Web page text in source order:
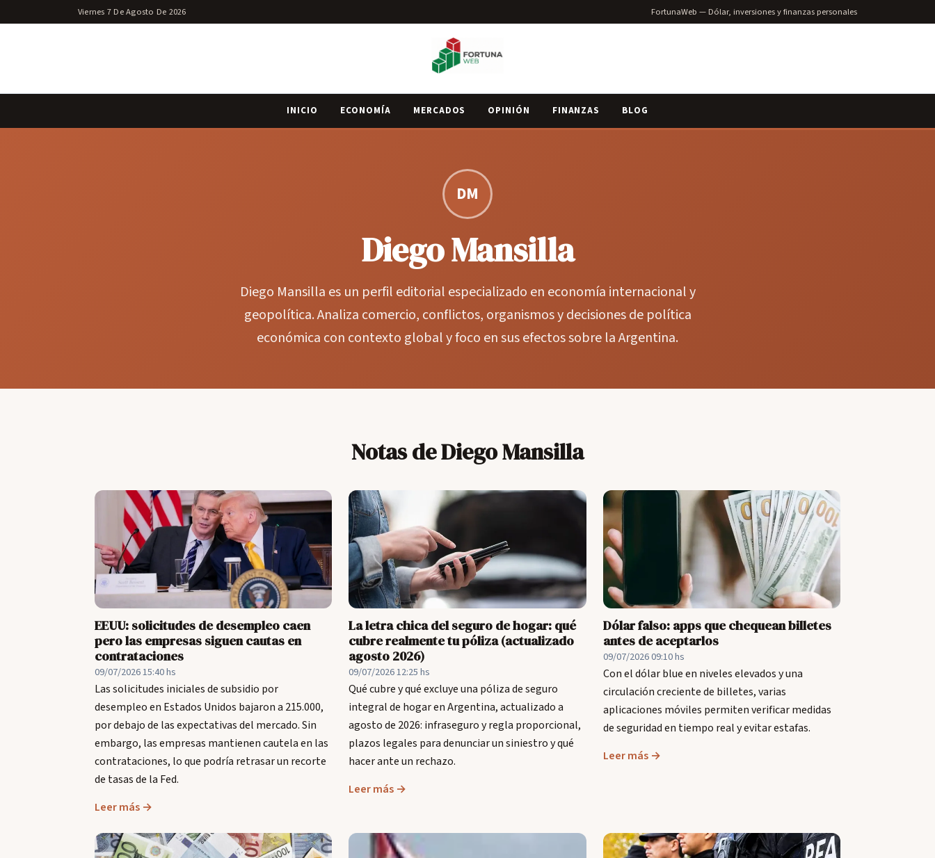
Viernes 7 De Agosto De 2026 FortunaWeb — Dólar, inversiones y finanzas personales
INICIO ECONOMÍA MERCADOS OPINIÓN FINANZAS BLOG
DM
Diego Mansilla
Diego Mansilla es un perfil editorial especializado en economía internacional y
geopolítica. Analiza comercio, conflictos, organismos y decisiones de política
económica con contexto global y foco en sus efectos sobre la Argentina.
Notas de Diego Mansilla
EEUU: solicitudes de desempleo caen
pero las empresas siguen cautas en
contrataciones
09/07/2026 15:40 hs
Las solicitudes iniciales de subsidio por
desempleo en Estados Unidos bajaron a 215.000,
por debajo de las expectativas del mercado. Sin
embargo, las empresas mantienen cautela en las
contrataciones, lo que podría retrasar un recorte
de tasas de la Fed.
Leer más →
La letra chica del seguro de hogar: qué
cubre realmente tu póliza (actualizado
agosto 2026)
09/07/2026 12:25 hs
Qué cubre y qué excluye una póliza de seguro
integral de hogar en Argentina, actualizado a
agosto de 2026: infraseguro y regla proporcional,
plazos legales para denunciar un siniestro y qué
hacer ante un rechazo.
Leer más →
Dólar falso: apps que chequean billetes
antes de aceptarlos
09/07/2026 09:10 hs
Con el dólar blue en niveles elevados y una
circulación creciente de billetes, varias
aplicaciones móviles permiten verificar medidas
de seguridad en tiempo real y evitar estafas.
Leer más →